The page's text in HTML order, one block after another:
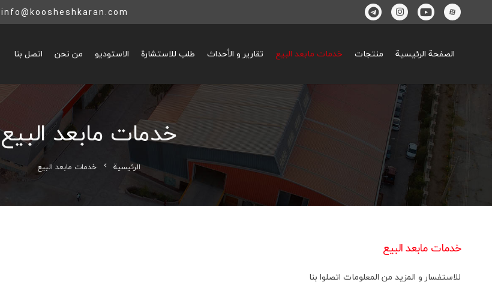
info@koosheshkaran.com
الصفحة الرئيسية منتجات خدمات مابعد البيع تقارير و الأحداث طلب للاستشارة الاستوديو من نحن اتصل بنا
خدمات مابعد البيع
الرئيسية chevron_left خدمات مابعد البيع
خدمات مابعد البيع
للاستفسار و المزيد من المعلومات اتصلوا بنا